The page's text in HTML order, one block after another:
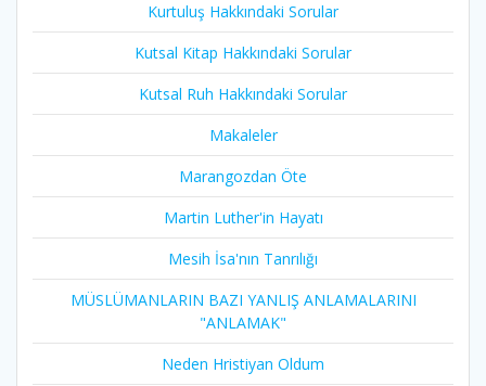
Kurtuluş Hakkındaki Sorular
Kutsal Kitap Hakkındaki Sorular
Kutsal Ruh Hakkındaki Sorular
Makaleler
Marangozdan Öte
Martin Luther'in Hayatı​
Mesih İsa'nın Tanrılığı​
MÜSLÜMANLARIN BAZI YANLIŞ ANLAMALARINI
"ANLAMAK"
Neden Hristiyan Oldum​